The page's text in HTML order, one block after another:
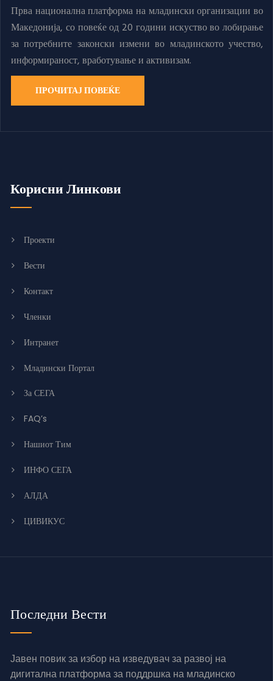
Прва национална платформа на младински организации во
Македонија, со повеќе од 20 години искуство во лобирање
за потребните законски измени во младинското учество,
информираност, вработување и активизам.
ПРОЧИТАЈ ПОВЕЌЕ
Корисни Линкови
Проекти
Вести
Контакт
Членки
Интранет
Младински Портал
За СЕГА
FAQ’s
Нашиот Тим
ИНФО СЕГА
АЛДА
ЦИВИКУС
Последни Вести
Јавен повик за избор на изведувач за развој на
дигитална платформа за поддршка на младинско